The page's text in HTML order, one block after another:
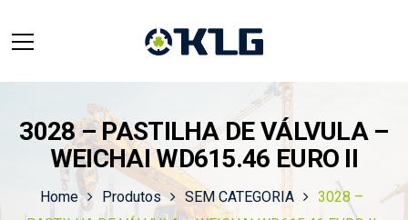
3028 – PASTILHA DE VÁLVULA –
WEICHAI WD615.46 EURO II
Home Produtos SEM CATEGORIA
3028 –